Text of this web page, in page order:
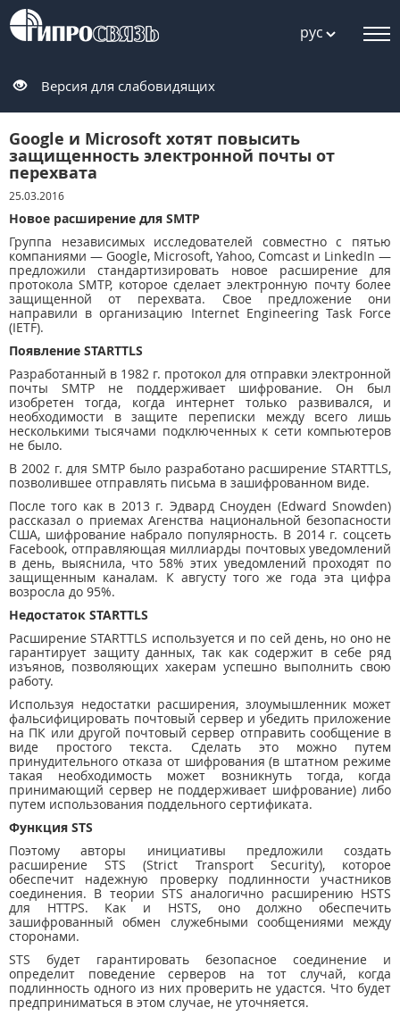
рус
Версия для слабовидящих
Google и Microsoft хотят повысить
защищенность электронной почты от
перехвата
25.03.2016
Новое расширение для SMTP
Группа независимых исследователей совместно с пятью
компаниями — Google, Microsoft, Yahoo, Comcast и LinkedIn —
предложили стандартизировать новое расширение для
протокола SMTP, которое сделает электронную почту более
защищенной от перехвата. Свое предложение они
направили в организацию Internet Engineering Task Force
(IETF).
Появление STARTTLS
Разработанный в 1982 г. протокол для отправки электронной
почты SMTP не поддерживает шифрование. Он был
изобретен тогда, когда интернет только развивался, и
необходимости в защите переписки между всего лишь
несколькими тысячами подключенных к сети компьютеров
не было.
В 2002 г. для SMTP было разработано расширение STARTTLS,
позволившее отправлять письма в зашифрованном виде.
После того как в 2013 г. Эдвард Сноуден (Edward Snowden)
рассказал о приемах Агенства национальной безопасности
США, шифрование набрало популярность. В 2014 г. соцсеть
Facebook, отправляющая миллиарды почтовых уведомлений
в день, выяснила, что 58% этих уведомлений проходят по
защищенным каналам. К августу того же года эта цифра
возросла до 95%.
Недостаток STARTTLS
Расширение STARTTLS используется и по сей день, но оно не
гарантирует защиту данных, так как содержит в себе ряд
изъянов, позволяющих хакерам успешно выполнить свою
работу.
Используя недостатки расширения, злоумышленник может
фальсифицировать почтовый сервер и убедить приложение
на ПК или другой почтовый сервер отправить сообщение в
виде простого текста. Сделать это можно путем
принудительного отказа от шифрования (в штатном режиме
такая необходимость может возникнуть тогда, когда
принимающий сервер не поддерживает шифрование) либо
путем использования поддельного сертификата.
Функция STS
Поэтому авторы инициативы предложили создать
расширение STS (Strict Transport Security), которое
обеспечит надежную проверку подлинности участников
соединения. В теории STS аналогично расширению HSTS
для HTTPS. Как и HSTS, оно должно обеспечить
зашифрованный обмен служебными сообщениями между
сторонами.
STS будет гарантировать безопасное соединение и
определит поведение серверов на тот случай, когда
подлинность одного из них проверить не удастся. Что будет
предприниматься в этом случае, не уточняется.